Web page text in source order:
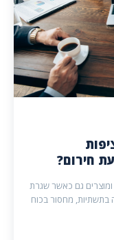
חירום?
ומוצרים גם כאשר שגרת
מחסור בכוח